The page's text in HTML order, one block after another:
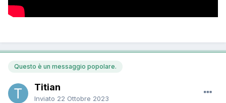
Questo è un messaggio popolare.
Titian
Inviato 22 Ottobre 2023